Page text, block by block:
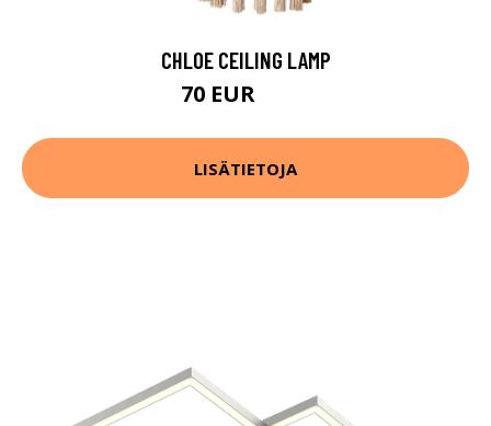
CHLOE CEILING LAMP
70 EUR
LISÄTIETOJA